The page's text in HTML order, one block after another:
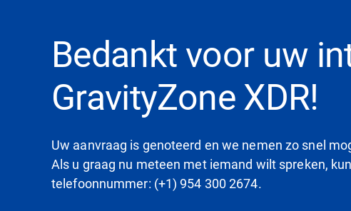
Bedankt voor uw
GravityZone XDR!
Uw aanvraag is genoteerd en we nemen zo snel
Als u graag nu meteen met iemand wilt spreken,
telefoonnummer: (+1) 954 300 2674.